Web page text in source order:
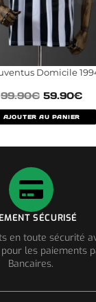
Domicile
99.90€ 59.90€
AJOUTER AU PANIER
SÉCURISÉ
en toute sécurité
les paiements
Bancaires.